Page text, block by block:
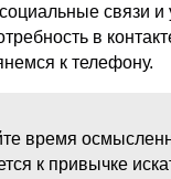
связи и
в
к телефону.
время
к привычке